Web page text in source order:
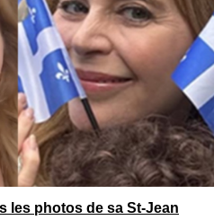
les photos de sa St-Jean